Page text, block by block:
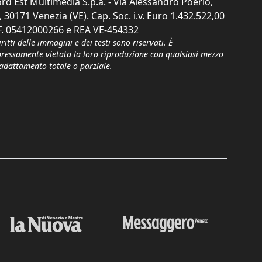
30171 Venezia (VE). Cap. Soc. i.v. Euro 1.432.522,00
05412000266 e REA VE-454332
delle immagini e dei testi sono riservati. È
vietata la loro riproduzione con qualsiasi mezzo
totale o parziale.